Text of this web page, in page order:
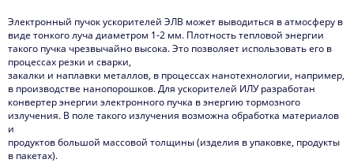
Электронный пучок ускорителей ЭЛВ может выводиться в атмосферу в
виде тонкого луча диаметром 1-2 мм. Плотность тепловой энергии
такого пучка чрезвычайно высока. Это позволяет использовать его в
процессах резки и сварки,
закалки и наплавки металлов, в процессах нанотехнологии, например,
в производстве нанопорошков. Для ускорителей ИЛУ разработан
конвертер энергии электронного пучка в энергию тормозного
излучения. В поле такого излучения возможна обработка материалов
и
продуктов большой массовой толщины (изделия в упаковке, продукты
в пакетах).